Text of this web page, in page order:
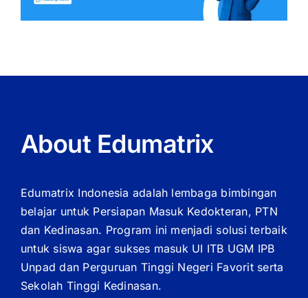
About Edumatrix
Edumatrix Indonesia adalah lembaga bimbingan
belajar untuk Persiapan Masuk Kedokteran, PTN
dan Kedinasan. Program ini menjadi solusi terbaik
untuk siswa agar sukses masuk UI ITB UGM IPB
Unpad dan Perguruan Tinggi Negeri Favorit serta
Sekolah Tinggi Kedinasan.